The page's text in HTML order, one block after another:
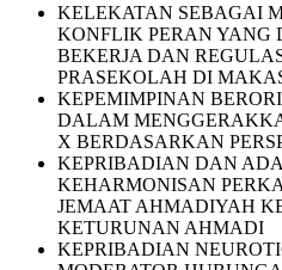
KELEKATAN SEBAGAI
KONFLIK PERAN
BEKERJA DAN
PRASEKOLAH DI
KEPEMIMPINAN
DALAM
X BERDASARKAN
KEPRIBADIAN DAN
KEHARMONISAN
JEMAAT AHMADIYAH
KETURUNAN AHMADI
KEPRIBADIAN